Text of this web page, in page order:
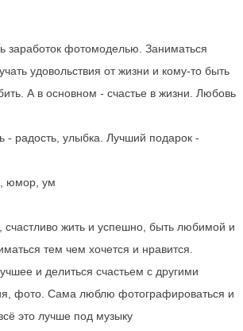
заработок фотомоделью. Заниматься
удовольствия от жизни и кому-то быть
А в основном - счастье в жизни. Любовь
- радость, улыбка. Лучший подарок -
юмор, ум
счастливо жить и успешно, быть любимой и
тем чем хочется и нравится.
и делиться счастьем с другими
фото. Сама люблю фотографироваться и
это лучше под музыку